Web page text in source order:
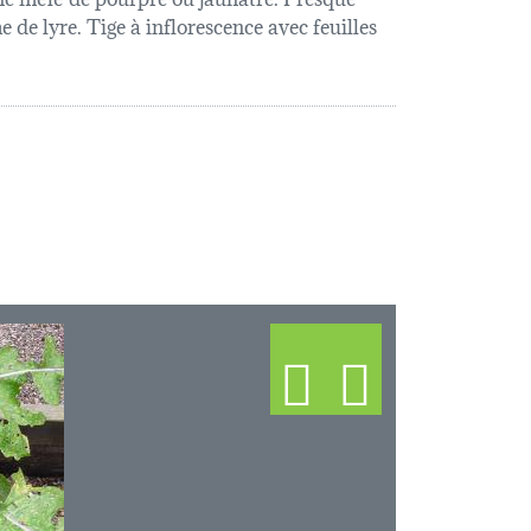
lyre. Tige à inflorescence avec feuilles